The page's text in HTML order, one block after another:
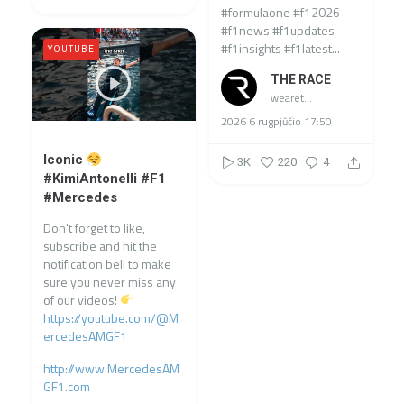
#formulaone #f12026
#f1news #f1updates
#f1insights #f1latest...
THE RACE
wearetherace
2026 6 rugpjūčio 17:50
3K 220 4
Iconic
#KimiAntonelli #F1
#Mercedes
Don't forget to like,
subscribe and hit the
notification bell to make
sure you never miss any
of our videos!
https://youtube.com/@M
ercedesAMGF1
http://www.MercedesAM
GF1.com
YOUTUBE